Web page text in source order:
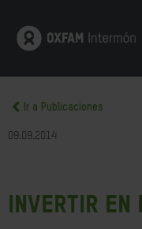
Ir a Publicaciones
09.09.2014
Invertir en